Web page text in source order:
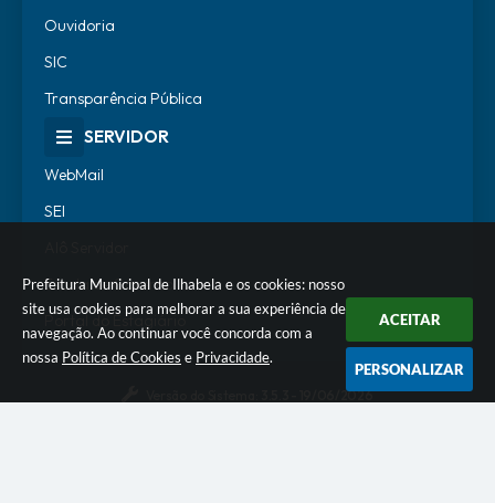
Prefeitura Municipal de Ilhabela e os cookies: nosso
site usa cookies para melhorar a sua experiência de
navegação. Ao continuar você concorda com a
nossa Política de Cookies e Privacidade.
ACEITAR
PERSONALIZAR
Ouvidoria
SIC
Transparência Pública
SERVIDOR
WebMail
SEI
Escola de Governo
Portal do Estagiário
3.5.3 - 19/06/2026